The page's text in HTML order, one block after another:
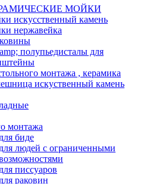
МОЙКИ
искусственный камень
нержавейка
полупьедисталы для
монтажа , керамика
искуственный камень
монтажа
биде
людей с ограниченными
писсуаров
раковин